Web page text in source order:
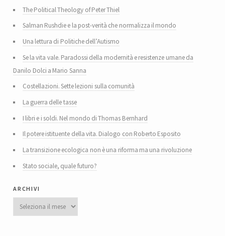
The Political Theology of Peter Thiel
Salman Rushdie e la post-verità che normalizza il mondo
Una lettura di Politiche dell’Autismo
Se la vita vale. Paradossi della modernità e resistenze umane da
Danilo Dolci a Mario Sanna
Costellazioni. Sette lezioni sulla comunità
La guerra delle tasse
I libri e i soldi. Nel mondo di Thomas Bernhard
Il potere istituente della vita. Dialogo con Roberto Esposito
La transizione ecologica non è una riforma ma una rivoluzione
Stato sociale, quale futuro?
archivi
Archivi